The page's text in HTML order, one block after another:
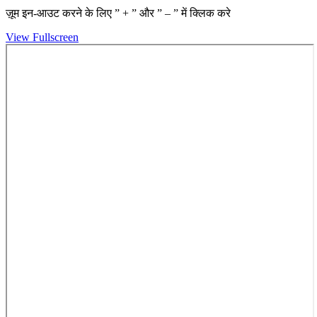
ज़ूम इन-आउट करने के लिए ” + ” और ” – ” में क्लिक करे
View Fullscreen
Skip